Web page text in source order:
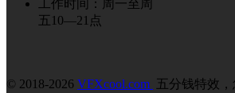
工作时间：周一至周
五10—21点
© 2018-2026 VFXcool.com 五分钱特效